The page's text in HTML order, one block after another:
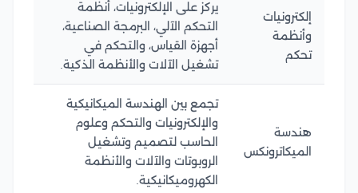
إلكترونيات
وأنظمة
تحكم
يركز على الإلكترونيات، أنظمة
التحكم الآلي، البرمجة الصناعية،
أجهزة القياس، والتحكم في
تشغيل الآلات والأنظمة الذكية.
هندسة
الميكاترونكس
تجمع بين الهندسة الميكانيكية
والإلكترونيات والتحكم وعلوم
الحاسب لتصميم وتشغيل
الروبوتات والآلات والأنظمة
الكهروميكانيكية.